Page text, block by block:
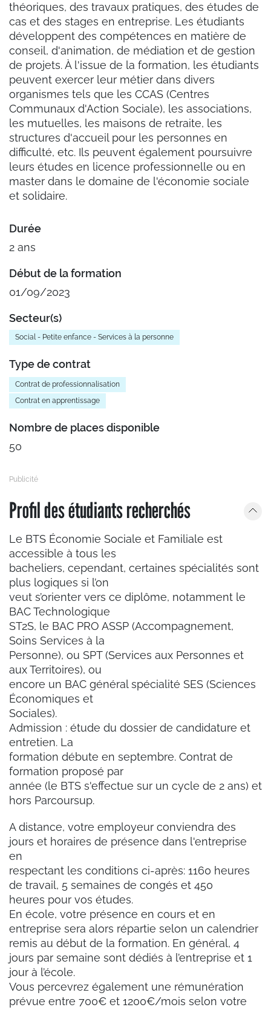
théoriques, des travaux pratiques, des études de
cas et des stages en entreprise. Les étudiants
développent des compétences en matière de
conseil, d'animation, de médiation et de gestion
de projets. À l'issue de la formation, les étudiants
peuvent exercer leur métier dans divers
organismes tels que les CCAS (Centres
Communaux d'Action Sociale), les associations,
les mutuelles, les maisons de retraite, les
structures d'accueil pour les personnes en
difficulté, etc. Ils peuvent également poursuivre
leurs études en licence professionnelle ou en
master dans le domaine de l'économie sociale
et solidaire.
Durée
2 ans
Début de la formation
01/09/2023
Secteur(s)
Social - Petite enfance - Services à la personne
Type de contrat
Contrat de professionnalisation
Contrat en apprentissage
Nombre de places disponible
50
Profil des étudiants recherchés
Le BTS Économie Sociale et Familiale est
accessible à tous les
bacheliers, cependant, certaines spécialités sont
plus logiques si l’on
veut s’orienter vers ce diplôme, notamment le
BAC Technologique
ST2S, le BAC PRO ASSP (Accompagnement,
Soins Services à la
Personne), ou SPT (Services aux Personnes et
aux Territoires), ou
encore un BAC général spécialité SES (Sciences
Économiques et
Sociales).
Admission : étude du dossier de candidature et
entretien. La
formation débute en septembre. Contrat de
formation proposé par
année (le BTS s'effectue sur un cycle de 2 ans) et
hors Parcoursup.
A distance, votre employeur conviendra des
jours et horaires de présence dans l'entreprise
en
respectant les conditions ci-après: 1160 heures
de travail, 5 semaines de congés et 450
heures pour vos études.
En école, votre présence en cours et en
entreprise sera alors répartie selon un calendrier
remis au début de la formation. En général, 4
jours par semaine sont dédiés à l’entreprise et 1
jour à l’école.
Vous percevrez également une rémunération
prévue entre 700€ et 1200€/mois selon votre